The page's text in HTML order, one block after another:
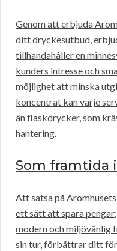
Genom att erbjuda
ditt dryckesutbud,
tillhandahåller en
kunders intresse och
möjlighet att minska
koncentrat kan varje
än flaskdrycker, som
hantering.
Som framtida
Att satsa på
ett sätt att spara
modern och miljövänlig
sin tur, förbättrar ditt